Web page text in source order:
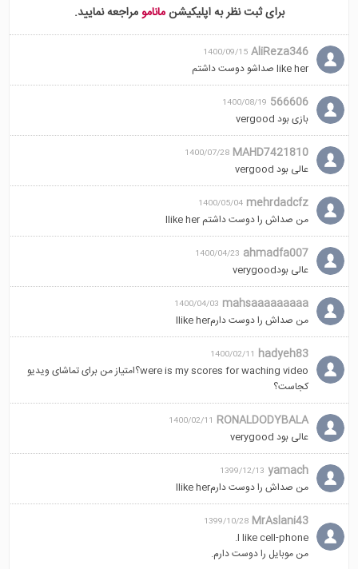
برای ثبت نظر به اپلیکیشنمانامومراجعه نمایید.
AliReza346
1400/09/15
like her صداشو دوست داشتم
566606
1400/08/19
بازی بود vergood
MAHD7421810
1400/07/28
عالی بود vergood
mehrdadcfz
1400/05/04
من صداش را دوست داشتم llike her
ahmadfa007
1400/04/23
عالی بودverygood
mahsaaaaaaaaa
1400/04/03
من صداش را دوست دارمllike her
hadyeh83
1400/02/11
were is my scores for waching video؟امتیاز من برای تماشای ویدیو
کجاست؟
RONALDODYBALA
1400/02/11
عالی بود verygood
yamach
1399/12/13
من صداش را دوست دارمIlike her
MrAslani43
1399/10/28
I like cell-phone.
من موبایل را دوست دارم.